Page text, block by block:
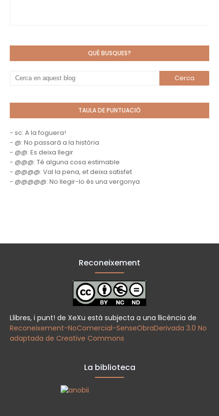
QUÈ BUSQUES?
TAULA DE PUNTUACIÓ
- sc: A la foguera!
- @: No passarà a la història
- @@: Es deixa llegir
- @@@: Té alguna cosa estimable
- @@@@: Val la pena, et deixa satisfet
- @@@@@: No llegir-lo és una vergonya
Reconeixement
Llibres, i punt! de XeXu està subjecta a una llicència de
Reconeixement-NoComercial-SenseObraDerivada 3.0 No
adaptada de Creative Commons
La biblioteca